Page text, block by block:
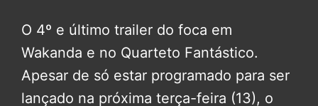
O 4º e último trailer do foca em
Wakanda e no Quarteto Fantástico.
Apesar de só estar programado para ser
lançado na próxima terça-feira (13), o